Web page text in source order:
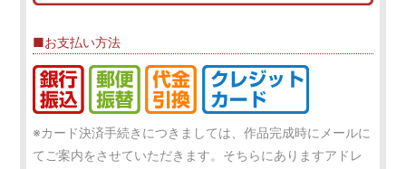
■お支払い方法
※カード決済手続きにつきましては、作品完成時にメールに
てご案内をさせていただきます。そちらにありますアドレ